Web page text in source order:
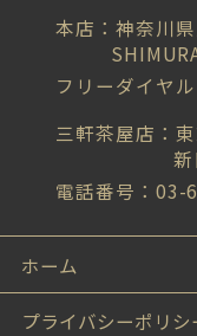
本店：神奈川
フリーダイヤ
三軒茶屋店：
電話番号：03-
ホーム
プライバシーポリシ